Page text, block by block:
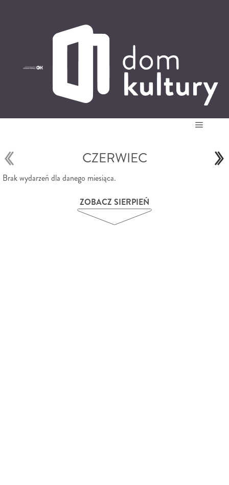
'
0,00
52
CZERWIEC
Brak wydarzeń dla danego miesiąca.
ZOBACZ SIERPIEŃ